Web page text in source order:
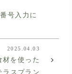
号入力に
2025.04.03
材を使った
ラスプラン